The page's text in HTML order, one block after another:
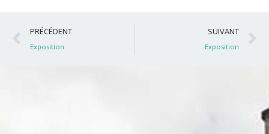
Précédent
PRÉCÉDENT
Exposition
SUIVANT
Exposition